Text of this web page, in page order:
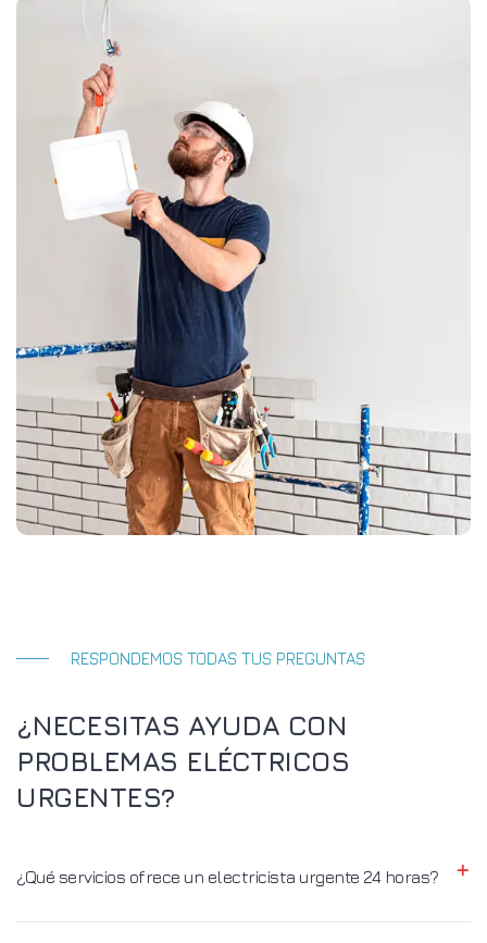
RESPONDEMOS TODAS TUS PREGUNTAS
¿NECESITAS AYUDA CON
PROBLEMAS ELÉCTRICOS
URGENTES?
¿Qué servicios ofrece un electricista urgente 24 horas?